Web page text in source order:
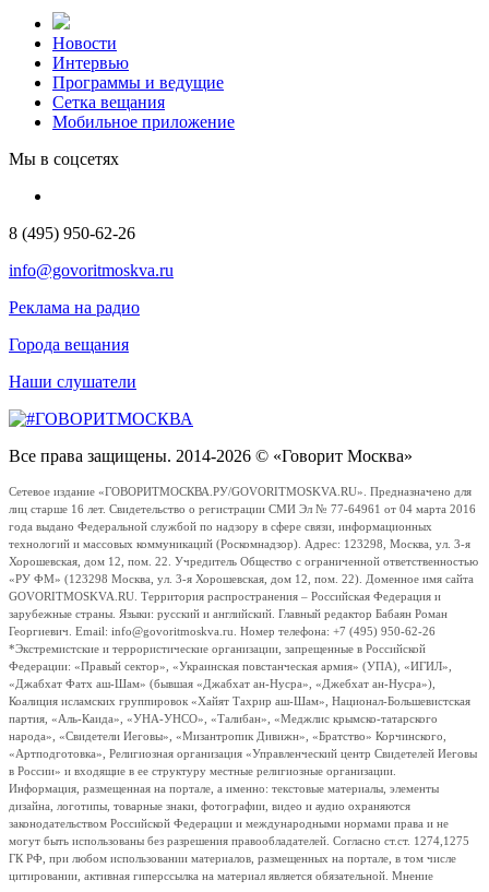
Новости
Интервью
Программы и ведущие
Сетка вещания
Мобильное приложение
Мы в соцсетях
8 (495) 950-62-26
info@govoritmoskva.ru
Реклама на радио
Города вещания
Наши слушатели
Все права защищены. 2014-2026 © «Говорит Москва»
Сетевое издание «ГОВОРИТМОСКВА.РУ/GOVORITMOSKVA.RU». Предназначено для
лиц старше 16 лет. Свидетельство о регистрации СМИ Эл № 77-64961 от 04 марта 2016
года выдано Федеральной службой по надзору в сфере связи, информационных
технологий и массовых коммуникаций (Роскомнадзор). Адрес: 123298, Москва, ул. 3-я
Хорошевская, дом 12, пом. 22. Учредитель Общество с ограниченной ответственностью
«РУ ФМ» (123298 Москва, ул. 3-я Хорошевская, дом 12, пом. 22). Доменное имя сайта
GOVORITMOSKVA.RU. Территория распространения – Российская Федерация и
зарубежные страны. Языки: русский и английский. Главный редактор Бабаян Роман
Георгиевич. Email: info@govoritmoskva.ru. Номер телефона: +7 (495) 950-62-26
*Экстремистские и террористические организации, запрещенные в Российской
Федерации: «Правый сектор», «Украинская повстанческая армия» (УПА), «ИГИЛ»,
«Джабхат Фатх аш-Шам» (бывшая «Джабхат ан-Нусра», «Джебхат ан-Нусра»),
Коалиция исламских группировок «Хайят Тахрир аш-Шам», Национал-Большевистская
партия, «Аль-Каида», «УНА-УНСО», «Талибан», «Меджлис крымско-татарского
народа», «Свидетели Иеговы», «Мизантропик Дивижн», «Братство» Корчинского,
«Артподготовка», Религиозная организация «Управленческий центр Свидетелей Иеговы
в России» и входящие в ее структуру местные религиозные организации.
Информация, размещенная на портале, а именно: текстовые материалы, элементы
дизайна, логотипы, товарные знаки, фотографии, видео и аудио охраняются
законодательством Российской Федерации и международными нормами права и не
могут быть использованы без разрешения правообладателей. Согласно ст.ст. 1274,1275
ГК РФ, при любом использовании материалов, размещенных на портале, в том числе
цитировании, активная гиперссылка на материал является обязательной. Мнение